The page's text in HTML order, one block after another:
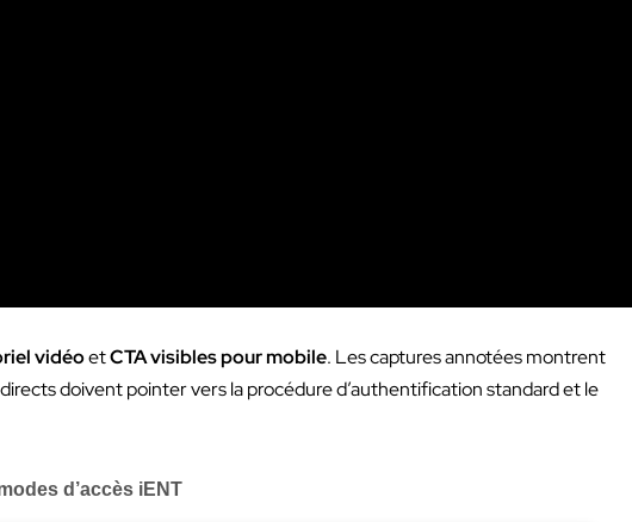
vidéoetCTA visibles pour mobile. Les captures annotées montrent
doivent pointer vers la procédure d’authentification standard et le
d’accès iENT